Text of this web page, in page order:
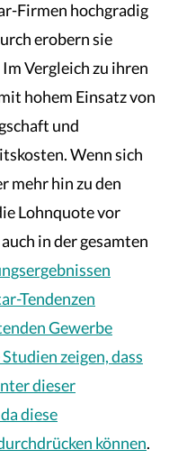
Firmen hochgradig
erobern sie
Vergleich zu ihren
hohem Einsatz von
und
Wenn sich
mehr hin zu den
Lohnquote vor
in der gesamten
Tendenzen
Gewerbe
zeigen, dass
dieser
diese
können.